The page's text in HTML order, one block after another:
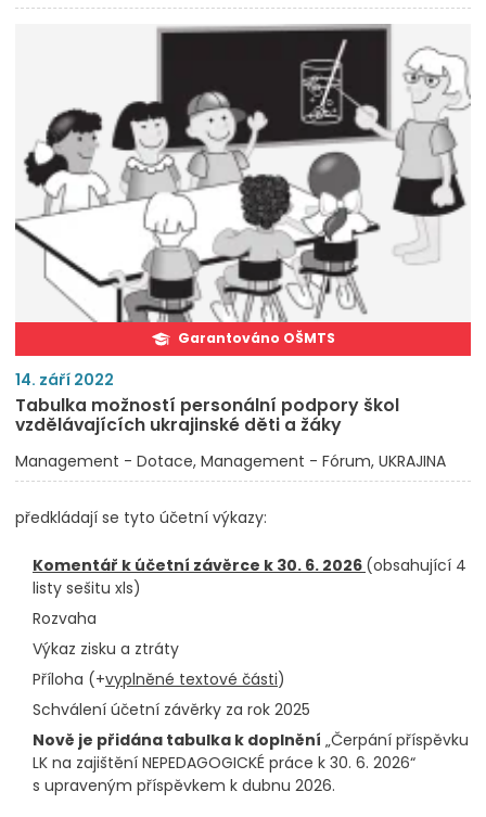
Garantováno OŠMTS
14. září 2022
Tabulka možností personální podpory škol
vzdělávajících ukrajinské děti a žáky
Management - Dotace Management - Fórum UKRAJINA
předkládají se tyto účetní výkazy:
Komentář k účetní závěrce k 30. 6. 2026 (obsahující 4
listy sešitu xls)
Rozvaha
Výkaz zisku a ztráty
Příloha (+vyplněné textové části)
Schválení účetní závěrky za rok 2025
Nově je přidána tabulka k doplnění „Čerpání příspěvku
LK na zajištění NEPEDAGOGICKÉ práce k 30. 6. 2026“
s upraveným příspěvkem k dubnu 2026.